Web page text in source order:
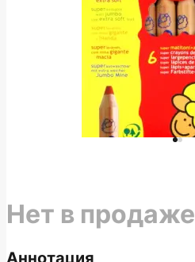
Аннотация
Нет в продаже